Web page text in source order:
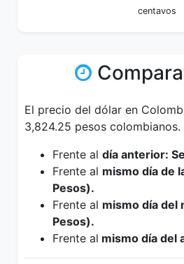
centavos
El precio del dólar en
3,824.25 pesos colombianos.
Frente al día anterior:
Frente al mismo día de
Pesos).
Frente al mismo día del
Pesos).
Frente al mismo día del